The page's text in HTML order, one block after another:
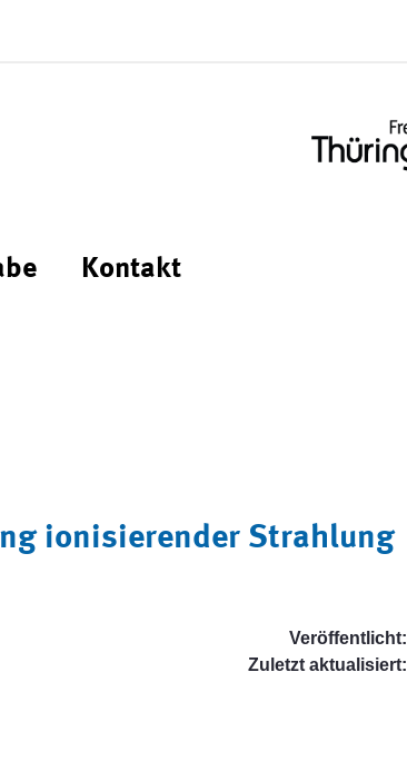
Kontakt
ionisierender Strahlung
Veröffentlicht:
Zuletzt aktualisiert: